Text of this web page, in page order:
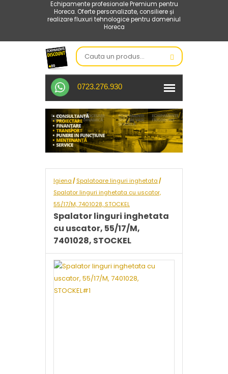
Echipamente profesionale Premium pentru
Horeca. Oferte personalizate, consiliere și
realizare fluxuri tehnologice pentru domeniul
Horeca
0723.276.930
Igiena / Spalatoare linguri inghetata /
Spalator linguri inghetata cu uscator,
55/17/M, 7401028, STOCKEL
Spalator linguri inghetata
cu uscator, 55/17/M,
7401028, STOCKEL